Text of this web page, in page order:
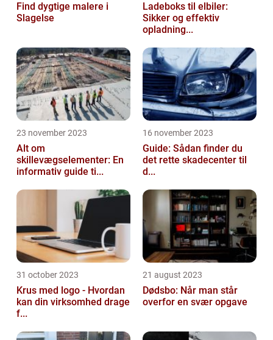
Find dygtige malere i
Slagelse
Ladeboks til elbiler:
Sikker og effektiv
opladning...
23 november 2023
Alt om
skillevægselementer: En
informativ guide ti...
16 november 2023
Guide: Sådan finder du
det rette skadecenter til
d...
31 october 2023
Krus med logo - Hvordan
kan din virksomhed drage
f...
21 august 2023
Dødsbo: Når man står
overfor en svær opgave